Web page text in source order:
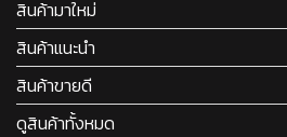
สินค้ามาใหม่
สินค้าแนะนำ
สินค้าขายดี
ดูสินค้าทั้งหมด